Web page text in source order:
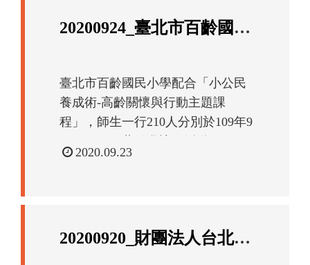
20200924_臺北市百齡國民小學
臺北市百齡國民小學配合「小公民
養成術-高齡關懷與行動主題課
程」，師生一行210人分別於109年9
日
2020.09.23
20200920_財團法人台北市文化基金會